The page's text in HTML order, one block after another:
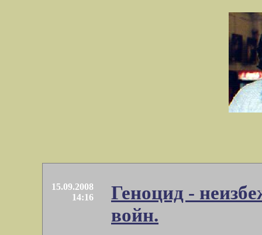
15.09.2008
14:16
Геноцид -
войн.